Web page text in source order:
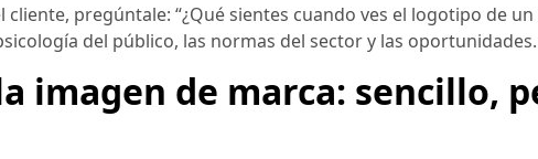
pregúntale: “¿Qué sientes cuando ves el logotipo de un
del público, las normas del sector y las oportunidades.
imagen de marca: sencillo,